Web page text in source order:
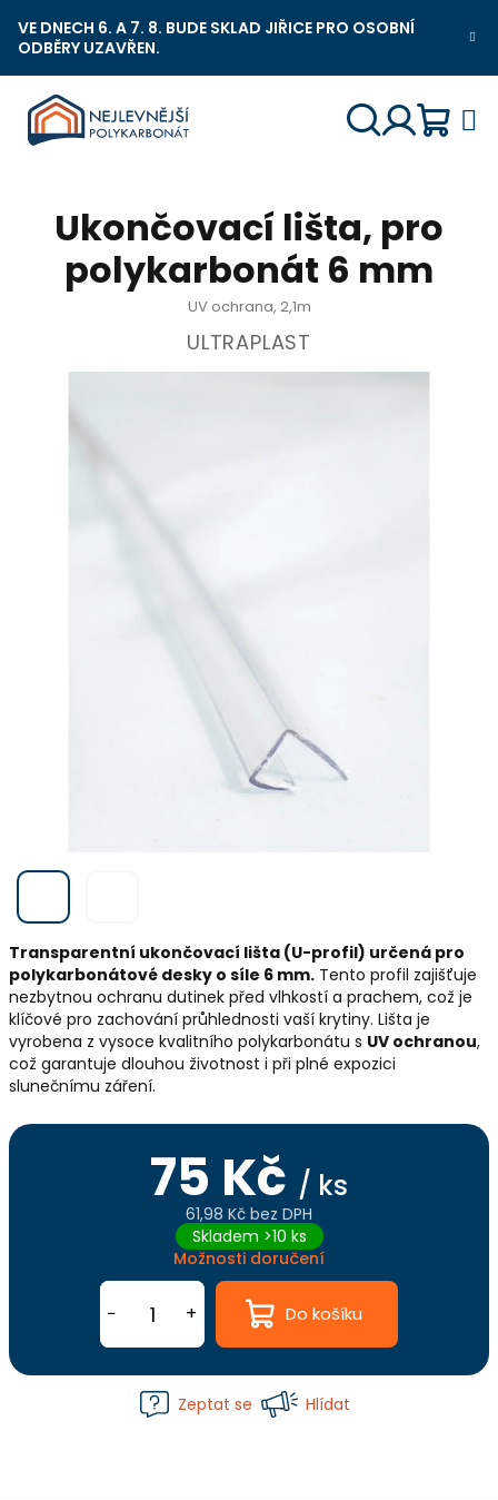
na
obsah
VE DNECH 6. A 7. 8. BUDE SKLAD JIŘICE PRO OSOBNÍ
ODBĚRY UZAVŘEN.
košík
Transparentní ukončovací lišta (U-profil) určená pro
polykarbonátové desky o síle 6 mm. Tento profil zajišťuje
nezbytnou ochranu dutinek před vlhkostí a prachem, což je
klíčové pro zachování průhlednosti vaší krytiny. Lišta je
vyrobena z vysoce kvalitního polykarbonátu s UV ochranou,
což garantuje dlouhou životnost i při plné expozici
slunečnímu záření.
75 Kč / ks
61,98 Kč bez DPH
Měrná
cena:
Skladem >10 ks
Možnosti doručení
+
− Do košíku
Zeptat se Hlídat
Ukončovací lišta, pro
polykarbonát 6 mm
UV ochrana, 2,1m
ULTRAPLAST
Nejlevnější Polykarbonát Chat